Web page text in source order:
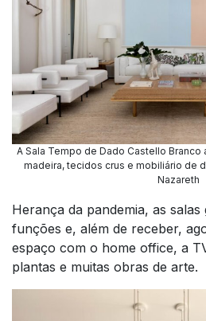
A Sala Tempo de Dado Castello
madeira, tecidos crus e mobiliário de
Nazareth
Herança da pandemia, as
funções e, além de receber,
espaço com o home office, a
plantas e muitas obras de arte.